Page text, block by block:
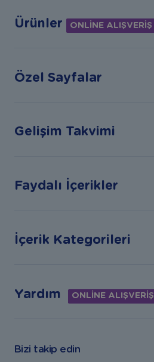
Ürünler ONLİNE ALIŞVERİŞ
Özel Sayfalar
Gelişim Takvimi
Faydalı İçerikler
İçerik Kategorileri
Yardım ONLİNE ALIŞVERİŞ
Bizi takip edin